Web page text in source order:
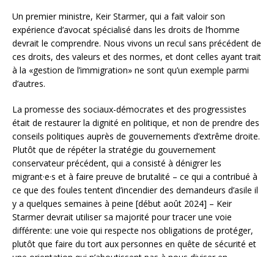
Un premier ministre, Keir Starmer, qui a fait valoir son
expérience d’avocat spécialisé dans les droits de l’homme
devrait le comprendre. Nous vivons un recul sans précédent de
ces droits, des valeurs et des normes, et dont celles ayant trait
à la «gestion de l’immigration» ne sont qu’un exemple parmi
d’autres.
La promesse des sociaux-démocrates et des progressistes
était de restaurer la dignité en politique, et non de prendre des
conseils politiques auprès de gouvernements d’extrême droite.
Plutôt que de répéter la stratégie du gouvernement
conservateur précédent, qui a consisté à dénigrer les
migrant·e·s et à faire preuve de brutalité – ce qui a contribué à
ce que des foules tentent d’incendier des demandeurs d’asile il
y a quelques semaines à peine [début août 2024] – Keir
Starmer devrait utiliser sa majorité pour tracer une voie
différente: une voie qui respecte nos obligations de protéger,
plutôt que faire du tort aux personnes en quête de sécurité et